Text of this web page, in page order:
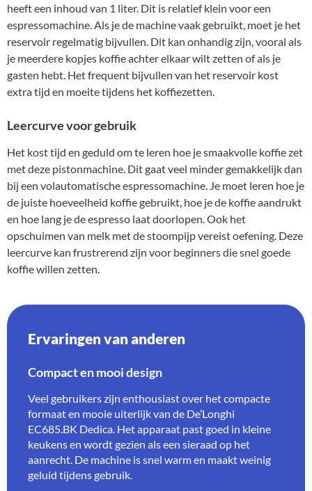
heeft een inhoud van 1 liter. Dit is relatief klein voor een
espressomachine. Als je de machine vaak gebruikt, moet je het
reservoir regelmatig bijvullen. Dit kan onhandig zijn, vooral als
je meerdere kopjes koffie achter elkaar wilt zetten of als je
gasten hebt. Het frequent bijvullen van het reservoir kost
extra tijd en moeite tijdens het koffiezetten.
Leercurve voor gebruik
Het kost tijd en geduld om te leren hoe je smaakvolle koffie zet
met deze pistonmachine. Dit gaat veel minder gemakkelijk dan
bij een volautomatische espressomachine. Je moet leren hoe je
de juiste hoeveelheid koffie gebruikt, hoe je de koffie aandrukt
en hoe lang je de espresso laat doorlopen. Ook het
opschuimen van melk met de stoompijp vereist oefening. Deze
leercurve kan frustrerend zijn voor beginners die snel goede
koffie willen zetten.
Ervaringen van anderen
Compact en mooi design
Veel gebruikers zijn enthousiast over het compacte
formaat en mooie uiterlijk van de De’Longhi
EC685.BK Dedica. Het apparaat past goed in kleine
keukens en wordt gezien als een sieraad op het
aanrecht. De machine is snel warm en maakt weinig
geluid tijdens gebruik.